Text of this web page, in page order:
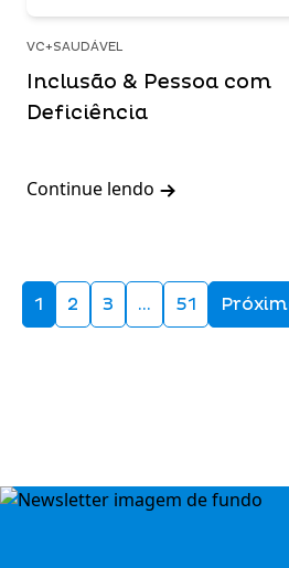
VC+SAUDÁVEL
Inclusão & Pessoa com
Deficiência
Continue lendo
1 2 3 … 51